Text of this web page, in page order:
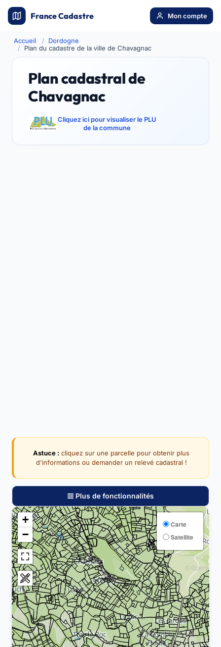
France Cadastre Mon compte
Accueil
Dordogne
Plan du cadastre de la ville de Chavagnac
Plan cadastral de
Chavagnac
Cliquez ici pour visualiser le PLU
de la commune
Astuce : cliquez sur une parcelle pour obtenir plus
d'informations ou demander un relevé cadastral !
Plus de fonctionnalités
+
−
Carte
Satellite